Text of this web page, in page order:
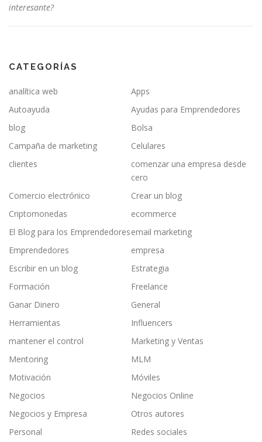
interesante?
CATEGORÍAS
analítica web
Apps
Autoayuda
Ayudas para Emprendedores
blog
Bolsa
Campaña de marketing
Celulares
clientes
comenzar una empresa desde
cero
Comercio electrónico
Crear un blog
Criptomonedas
ecommerce
El Blog para los Emprendedoresemail marketing
Emprendedores
empresa
Escribir en un blog
Estrategia
Formación
Freelance
Ganar Dinero
General
Herramientas
Influencers
mantener el control
Marketing y Ventas
Mentoring
MLM
Motivación
Móviles
Negocios
Negocios Online
Negocios y Empresa
Otros autores
Personal
Redes sociales